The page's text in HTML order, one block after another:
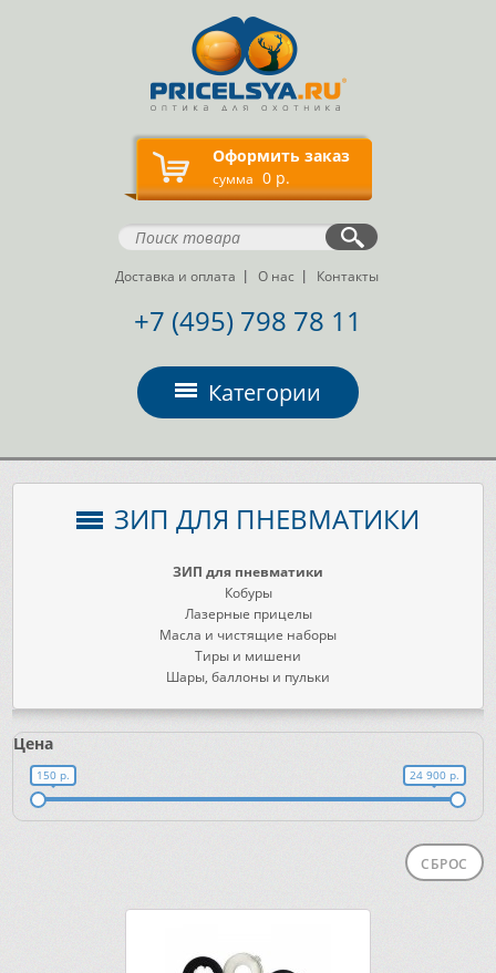
Оформить заказ
сумма 0 р.
Доставка и оплата О нас Контакты
+7 (495) 798 78 11
Категории
ЗИП ДЛЯ ПНЕВМАТИКИ
ЗИП для пневматики
Кобуры
Лазерные прицелы
Масла и чистящие наборы
Тиры и мишени
Шары, баллоны и пульки
Цена
150 р. 24 900 р.
СБРОС